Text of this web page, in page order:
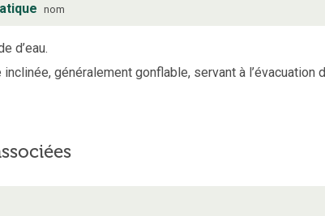
nom
d’eau.
inclinée, généralement gonflable, servant à l’évacuation